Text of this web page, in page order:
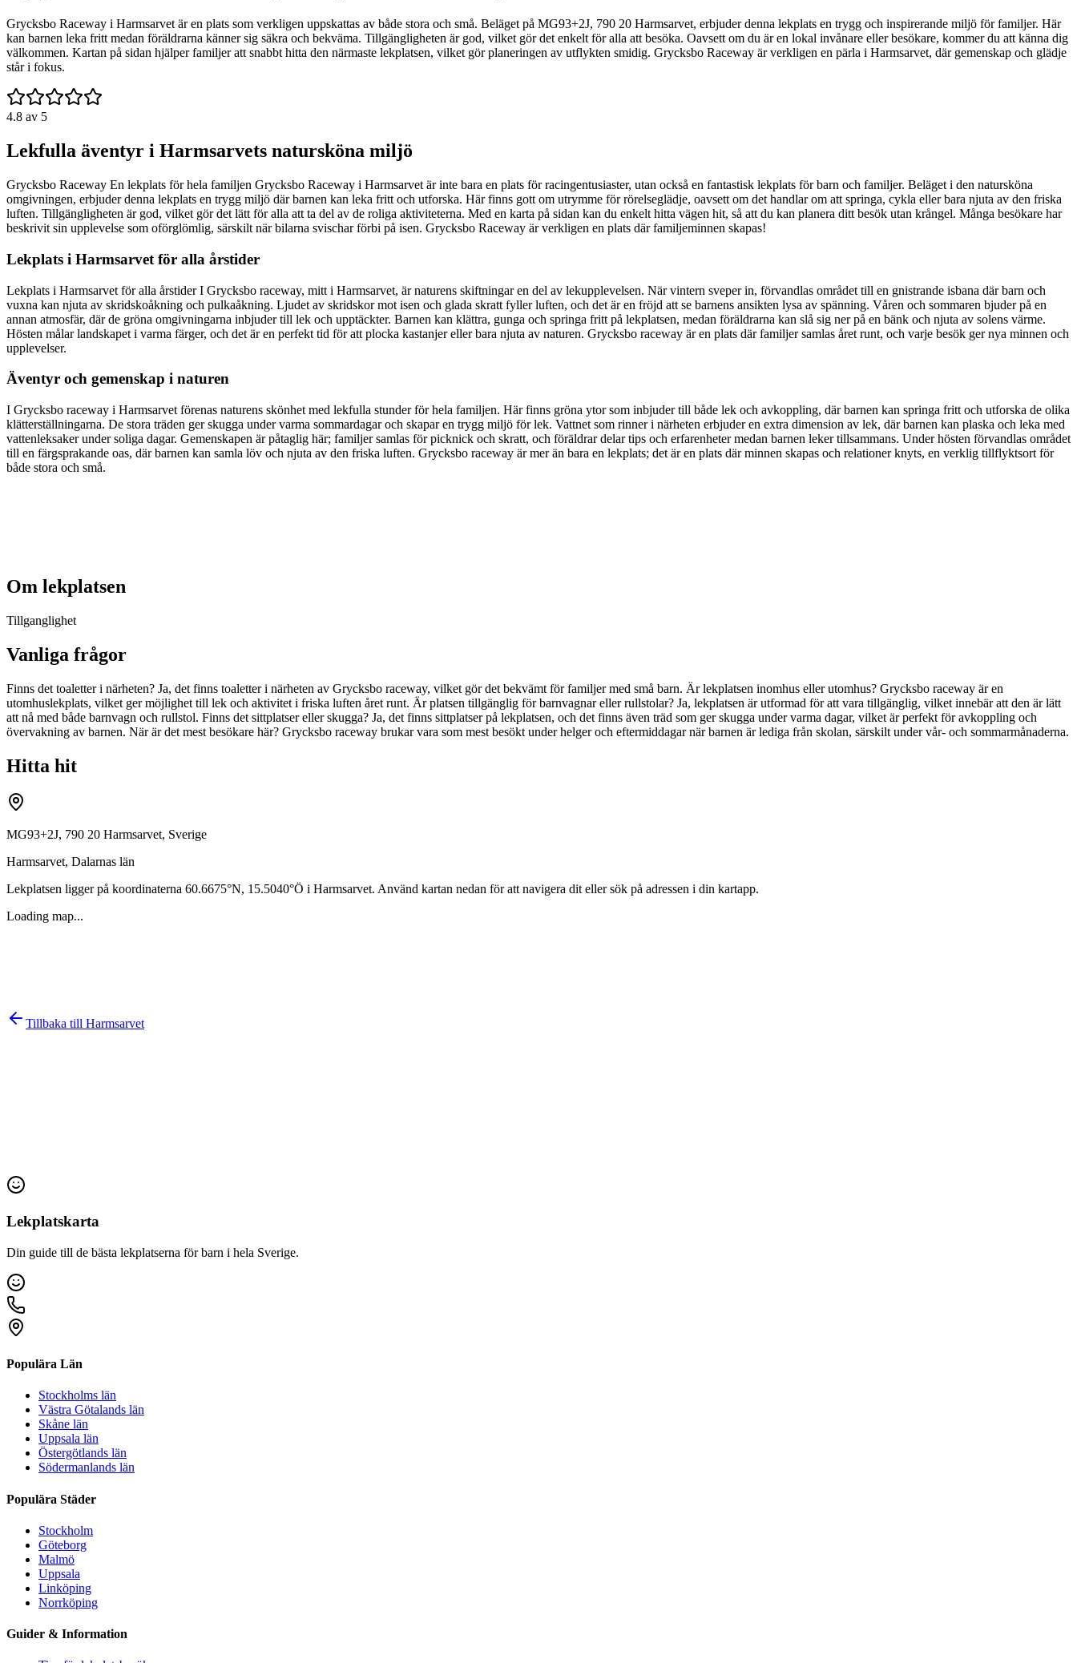
Grycksbo Raceway i Harmsarvet är en plats som verkligen uppskattas av både stora och små. Beläget på MG93+2J, 790 20 Harmsarvet, erbjuder denna lekplats en trygg och inspirerande miljö för familjer. Här
kan barnen leka fritt medan föräldrarna känner sig säkra och bekväma. Tillgängligheten är god, vilket gör det enkelt för alla att besöka. Oavsett om du är en lokal invånare eller besökare, kommer du att känna dig
välkommen. Kartan på sidan hjälper familjer att snabbt hitta den närmaste lekplatsen, vilket gör planeringen av utflykten smidig. Grycksbo Raceway är verkligen en pärla i Harmsarvet, där gemenskap och glädje
står i fokus.
4.8 av 5
Lekfulla äventyr i Harmsarvets natursköna miljö
Grycksbo Raceway En lekplats för hela familjen Grycksbo Raceway i Harmsarvet är inte bara en plats för racingentusiaster, utan också en fantastisk lekplats för barn och familjer. Beläget i den natursköna
omgivningen, erbjuder denna lekplats en trygg miljö där barnen kan leka fritt och utforska. Här finns gott om utrymme för rörelseglädje, oavsett om det handlar om att springa, cykla eller bara njuta av den friska
luften. Tillgängligheten är god, vilket gör det lätt för alla att ta del av de roliga aktiviteterna. Med en karta på sidan kan du enkelt hitta vägen hit, så att du kan planera ditt besök utan krångel. Många besökare har
beskrivit sin upplevelse som oförglömlig, särskilt när bilarna svischar förbi på isen. Grycksbo Raceway är verkligen en plats där familjeminnen skapas!
Lekplats i Harmsarvet för alla årstider
Lekplats i Harmsarvet för alla årstider I Grycksbo raceway, mitt i Harmsarvet, är naturens skiftningar en del av lekupplevelsen. När vintern sveper in, förvandlas området till en gnistrande isbana där barn och
vuxna kan njuta av skridskoåkning och pulkaåkning. Ljudet av skridskor mot isen och glada skratt fyller luften, och det är en fröjd att se barnens ansikten lysa av spänning. Våren och sommaren bjuder på en
annan atmosfär, där de gröna omgivningarna inbjuder till lek och upptäckter. Barnen kan klättra, gunga och springa fritt på lekplatsen, medan föräldrarna kan slå sig ner på en bänk och njuta av solens värme.
Hösten målar landskapet i varma färger, och det är en perfekt tid för att plocka kastanjer eller bara njuta av naturen. Grycksbo raceway är en plats där familjer samlas året runt, och varje besök ger nya minnen och
upplevelser.
Äventyr och gemenskap i naturen
I Grycksbo raceway i Harmsarvet förenas naturens skönhet med lekfulla stunder för hela familjen. Här finns gröna ytor som inbjuder till både lek och avkoppling, där barnen kan springa fritt och utforska de olika
klätterställningarna. De stora träden ger skugga under varma sommardagar och skapar en trygg miljö för lek. Vattnet som rinner i närheten erbjuder en extra dimension av lek, där barnen kan plaska och leka med
vattenleksaker under soliga dagar. Gemenskapen är påtaglig här; familjer samlas för picknick och skratt, och föräldrar delar tips och erfarenheter medan barnen leker tillsammans. Under hösten förvandlas området
till en färgsprakande oas, där barnen kan samla löv och njuta av den friska luften. Grycksbo raceway är mer än bara en lekplats; det är en plats där minnen skapas och relationer knyts, en verklig tillflyktsort för
både stora och små.
Om lekplatsen
Tillganglighet
Vanliga frågor
Finns det toaletter i närheten? Ja, det finns toaletter i närheten av Grycksbo raceway, vilket gör det bekvämt för familjer med små barn. Är lekplatsen inomhus eller utomhus? Grycksbo raceway är en
utomhuslekplats, vilket ger möjlighet till lek och aktivitet i friska luften året runt. Är platsen tillgänglig för barnvagnar eller rullstolar? Ja, lekplatsen är utformad för att vara tillgänglig, vilket innebär att den är lätt
att nå med både barnvagn och rullstol. Finns det sittplatser eller skugga? Ja, det finns sittplatser på lekplatsen, och det finns även träd som ger skugga under varma dagar, vilket är perfekt för avkoppling och
övervakning av barnen. När är det mest besökare här? Grycksbo raceway brukar vara som mest besökt under helger och eftermiddagar när barnen är lediga från skolan, särskilt under vår- och sommarmånaderna.
Hitta hit
MG93+2J, 790 20 Harmsarvet, Sverige
Harmsarvet, Dalarnas län
Lekplatsen ligger på koordinaterna 60.6675°N, 15.5040°Ö i Harmsarvet. Använd kartan nedan för att navigera dit eller sök på adressen i din kartapp.
Loading map...
Tillbaka till Harmsarvet
Lekplatskarta
Din guide till de bästa lekplatserna för barn i hela Sverige.
Populära Län
Stockholms län
Västra Götalands län
Skåne län
Uppsala län
Östergötlands län
Södermanlands län
Populära Städer
Stockholm
Göteborg
Malmö
Uppsala
Linköping
Norrköping
Guider & Information